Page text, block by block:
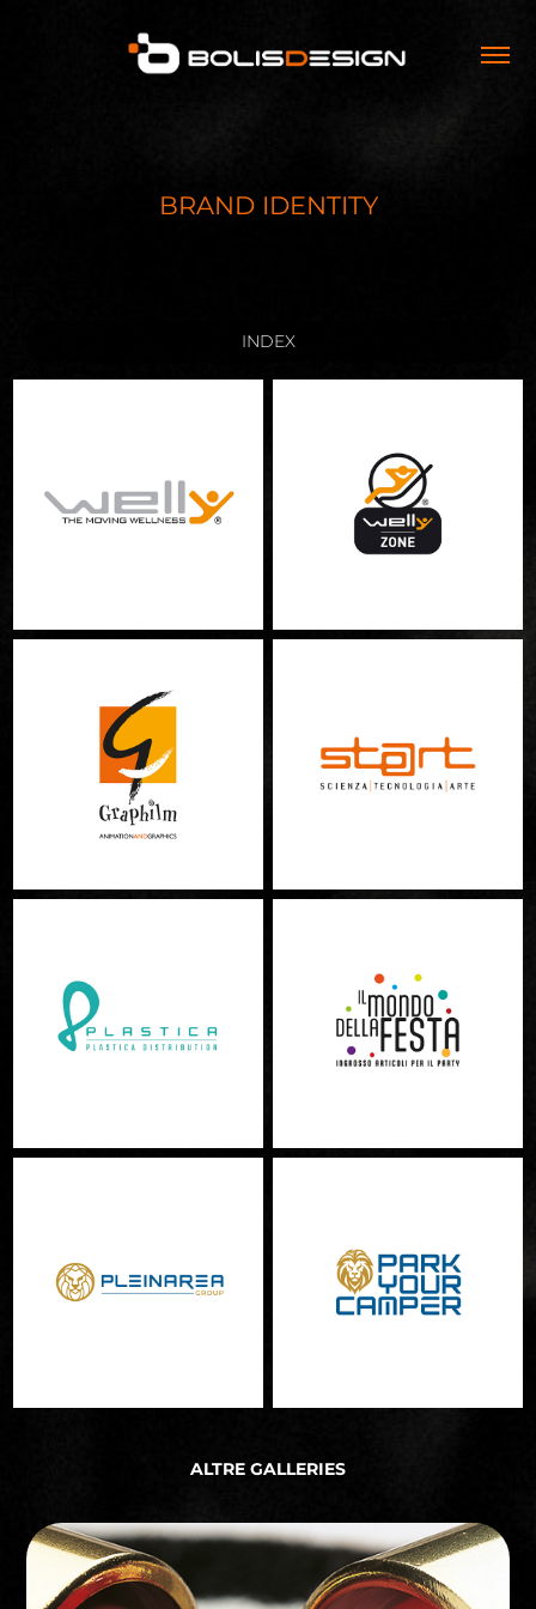
BRAND IDENTITY
INDEX
ALTRE GALLERIES